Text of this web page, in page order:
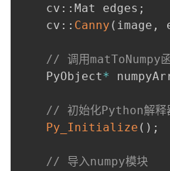
    cv
:: Mat edges ;
    cv
:: Canny ( image ,
// 调用matToNumpy函
    PyObject
*
// 初始化Python解释
Py_Initialize ( ) ;
// 导入numpy模块